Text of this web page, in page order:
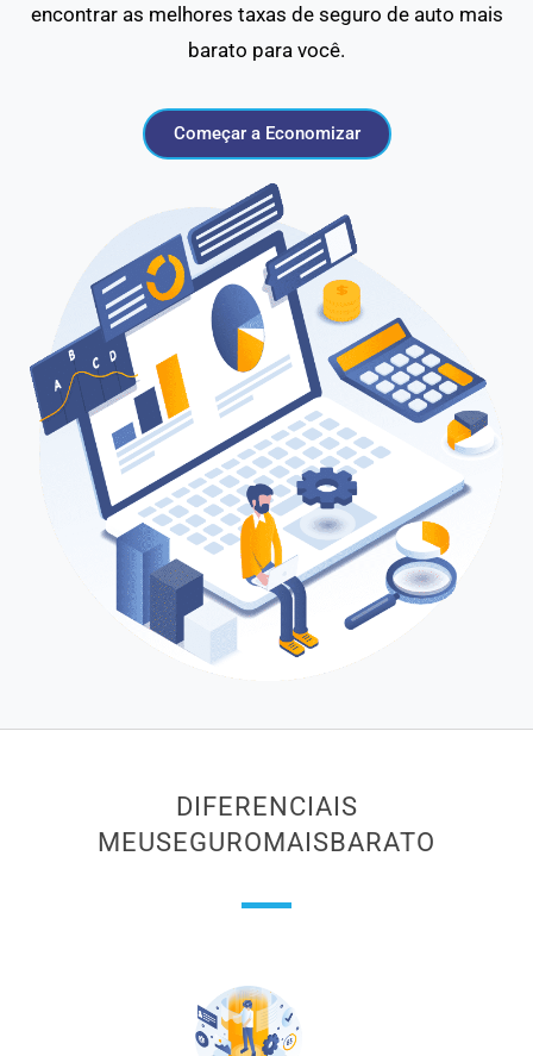
encontrar as melhores taxas de seguro de auto mais
barato para você.
Começar a Economizar
DIFERENCIAIS
MEUSEGUROMAISBARATO